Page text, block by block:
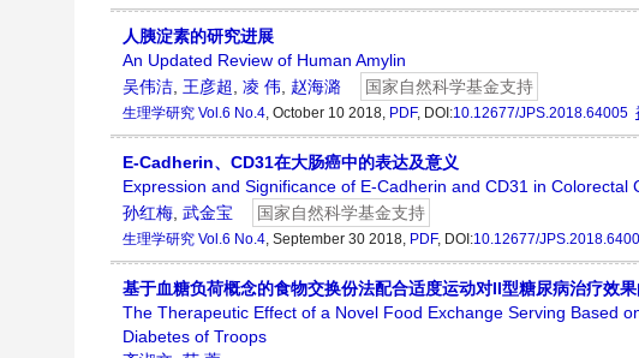
人胰淀素的研究进展
An Updated Review of Human Amylin
吴伟洁, 王彦超, 凌 伟, 赵海潞 国家自然科学基金支持
生理学研究 Vol.6 No.4, October 10 2018, PDF, DOI:10.12677/JPS.2018.64005
E-Cadherin、CD31在大肠癌中的表达及意义
Expression and Significance of E-Cadherin and CD31 in Colorectal
孙红梅, 武金宝 国家自然科学基金支持
生理学研究 Vol.6 No.4, September 30 2018, PDF, DOI:10.12677/
基于血糖负荷概念的食物交换份法配合适度运动对II型糖尿病治疗效
The Therapeutic Effect of a Novel Food Exchange Serving Based
Diabetes of Troops